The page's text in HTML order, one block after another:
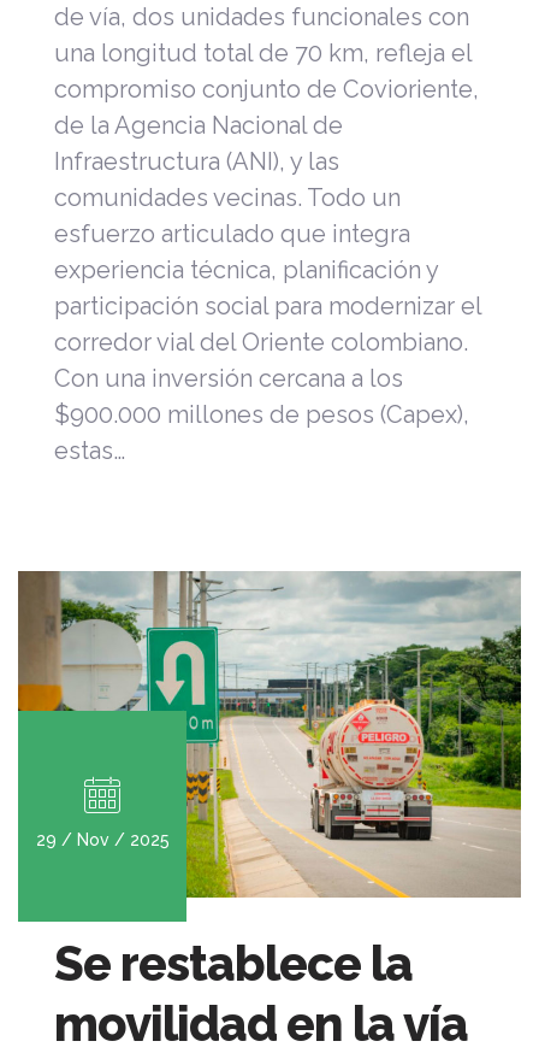
de vía, dos unidades funcionales con
una longitud total de 70 km, refleja el
compromiso conjunto de Covioriente,
de la Agencia Nacional de
Infraestructura (ANI), y las
comunidades vecinas. Todo un
esfuerzo articulado que integra
experiencia técnica, planificación y
participación social para modernizar el
corredor vial del Oriente colombiano.
Con una inversión cercana a los
$900.000 millones de pesos (Capex),
estas…
29 / Nov / 2025
Se restablece la
movilidad en la vía